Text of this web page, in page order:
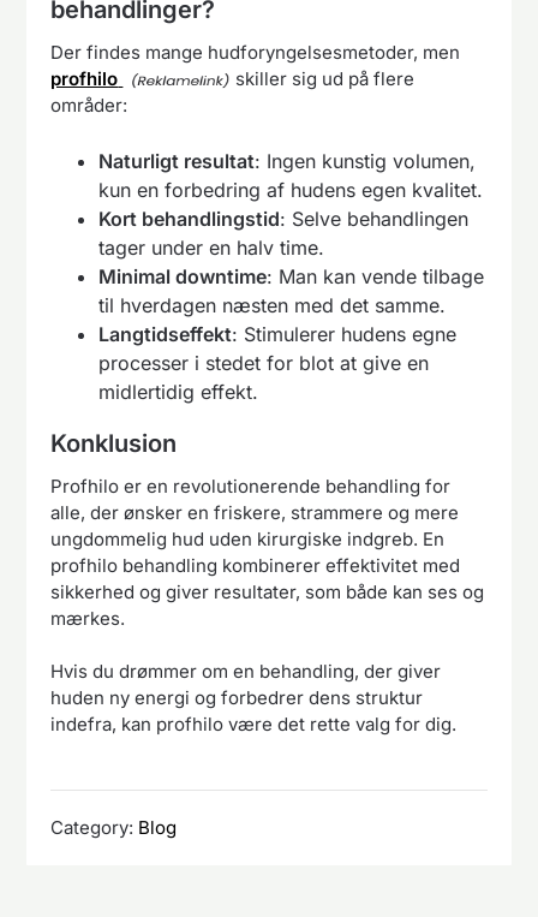
behandlinger?
Der findes mange hudforyngelsesmetoder, men
profhilo
skiller sig ud på flere
områder:
Naturligt resultat: Ingen kunstig volumen,
kun en forbedring af hudens egen kvalitet.
Kort behandlingstid: Selve behandlingen
tager under en halv time.
Minimal downtime: Man kan vende tilbage
til hverdagen næsten med det samme.
Langtidseffekt: Stimulerer hudens egne
processer i stedet for blot at give en
midlertidig effekt.
Konklusion
Profhilo er en revolutionerende behandling for
alle, der ønsker en friskere, strammere og mere
ungdommelig hud uden kirurgiske indgreb. En
profhilo behandling kombinerer effektivitet med
sikkerhed og giver resultater, som både kan ses og
mærkes.
Hvis du drømmer om en behandling, der giver
huden ny energi og forbedrer dens struktur
indefra, kan profhilo være det rette valg for dig.
Category: Blog